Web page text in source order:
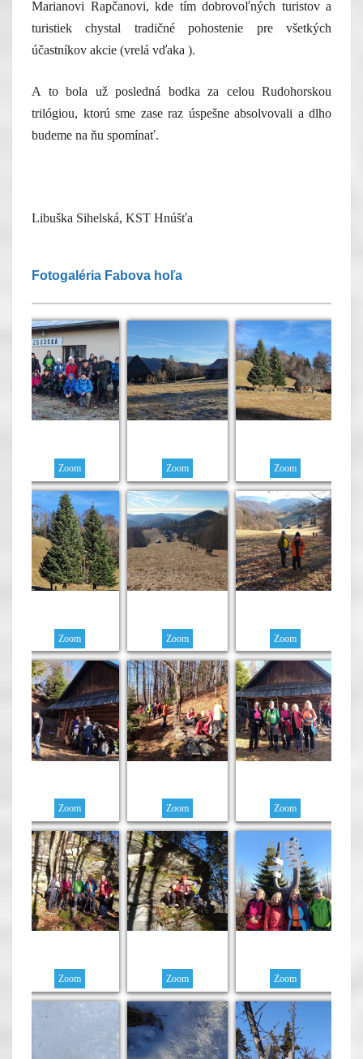
Marianovi Rapčanovi, kde tím dobrovoľných turistov a
turistiek chystal tradičné pohostenie pre všetkých
účastníkov akcie (vrelá vďaka ).
A to bola už posledná bodka za celou Rudohorskou
trilógiou, ktorú sme zase raz úspešne absolvovali a dlho
budeme na ňu spomínať.
Libuška Sihelská, KST Hnúšťa
Fotogaléria Fabova hoľa
Zoom Zoom Zoom
Zoom Zoom Zoom
Zoom Zoom Zoom
Zoom Zoom Zoom